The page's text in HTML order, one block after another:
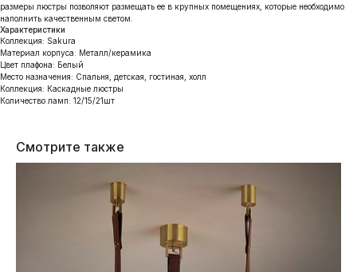
размеры люстры позволяют размещать ее в крупных помещениях, которые необходимо
наполнить качественным светом.
Характеристики
Коллекция: Sakura
Материал корпуса: Металл/керамика
Цвет плафона: Белый
Место назначения: Спальня, детская, гостиная, холл
Коллекция: Каскадные люстры
Количество ламп: 12/15/21шт
Смотрите также